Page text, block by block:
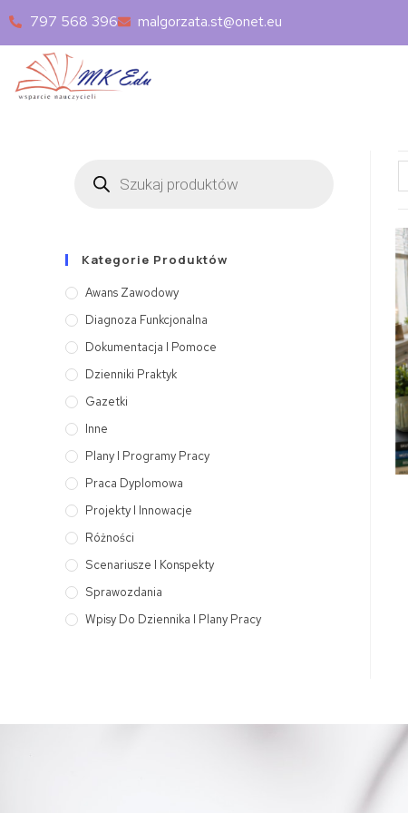
797 568 396 malgorzata.st@onet.eu
Kategorie Produktów
Awans Zawodowy
Diagnoza Funkcjonalna
Dokumentacja I Pomoce
Dzienniki Praktyk
Gazetki
Inne
Plany I Programy Pracy
Praca Dyplomowa
Projekty I Innowacje
Różności
Scenariusze I Konspekty
Sprawozdania
Wpisy Do Dziennika I Plany Pracy